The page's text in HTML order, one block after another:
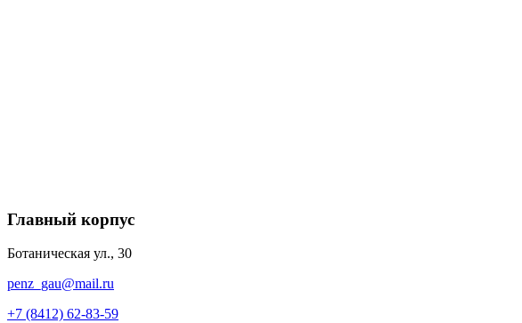
Главный корпус
Ботаническая ул., 30
penz_gau@mail.ru
+7 (8412) 62-83-59